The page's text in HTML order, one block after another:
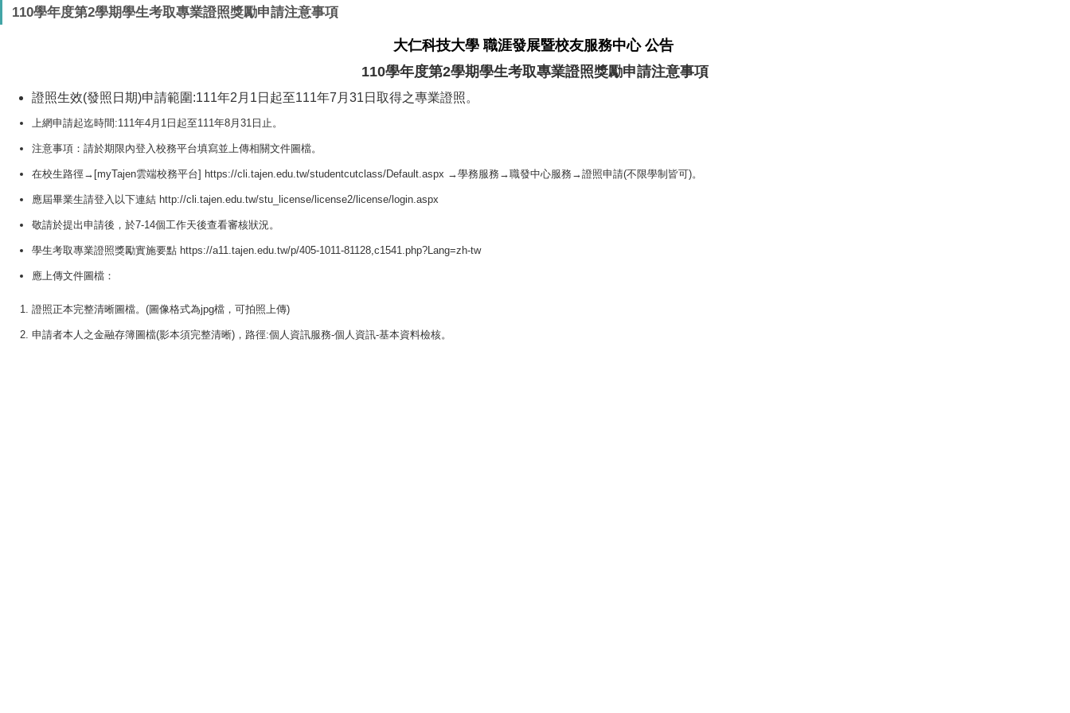
110學年度第2學期學生考取專業證照獎勵申請注意事項
大仁科技大學 職涯發展暨校友服務中心 公告
110學年度第2學期學生考取專業證照獎勵申請注意事項
證照生效(發照日期)申請範圍:111年2月1日起至111年7月31日取得之專業證照。
上網申請起迄時間:111年4月1日起至111年8月31日止。
注意事項：請於期限內登入校務平台填寫並上傳相關文件圖檔。
在校生路徑→[myTajen雲端校務平台] https://cli.tajen.edu.tw/studentcutclass/Default.aspx →學務服務→職發中心服務→證照申請(不限學制皆可)。
應屆畢業生請登入以下連結 http://cli.tajen.edu.tw/stu_ license/license2/license/ login.aspx
敬請於提出申請後，於7-14個工作天後查看審核狀況。
學生考取專業證照獎勵實施要點 https://a11.tajen.edu.tw/p/405-1011-81128,c1541.php?Lang=zh-tw
應上傳文件圖檔：
證照正本完整清晰圖檔。(圖像格式為jpg檔，可拍照上傳)
申請者本人之金融存簿圖檔(影本須完整清晰)，路徑:個人資訊服務-個人資訊-基本資料檢核。